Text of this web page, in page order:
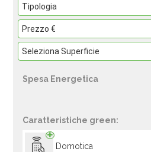
Spesa Energetica
Caratteristiche green:
Domotica